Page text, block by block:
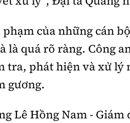
của những cán
là quá rõ ràng. Công
tra, phát hiện và xử lý
gương.
Lê Hồng Nam - Giám